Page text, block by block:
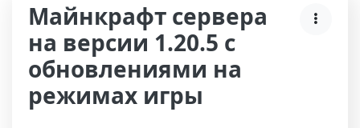
Майнкрафт сервера
на версии 1.20.5 с
обновлениями на
режимах игры